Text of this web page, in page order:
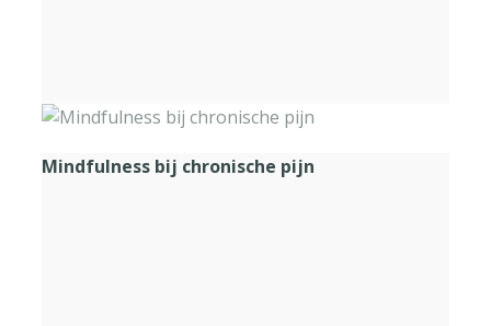
Mindfulness bij chronische pijn